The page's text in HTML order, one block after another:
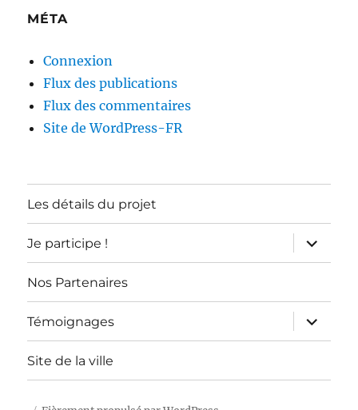
MÉTA
Connexion
Flux des publications
Flux des commentaires
Site de WordPress-FR
Les détails du projet
Je participe !
ouvrir
le
sous-
Nos Partenaires
Témoignages
ouvrir
le
sous-
Site de la ville